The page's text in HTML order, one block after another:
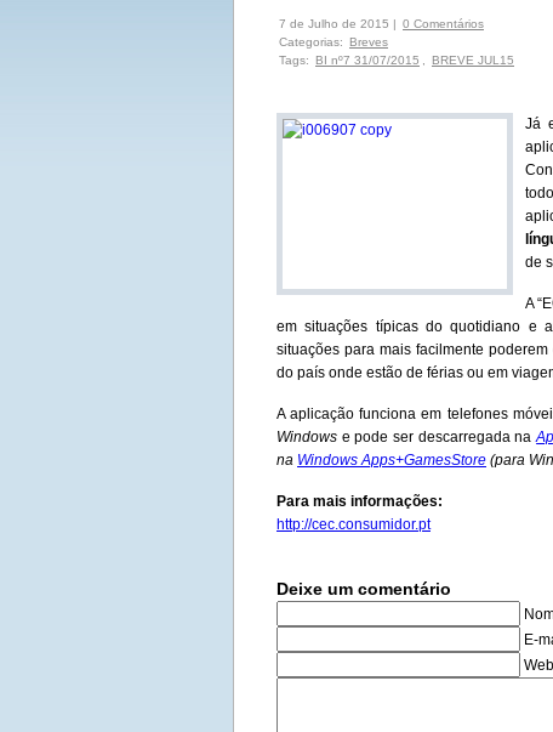
7 de Julho de 2015 | 0 Comentários
Categorias:
Breves
Tags:
BI nº7 31/07/2015 BREVE JUL15
Já
de
A
em situações típicas do quotidiano e
situações para mais facilmente
do país onde estão de férias ou em
A aplicação funciona em telefones
Windows e pode ser descarregada na
na Windows Apps+GamesStore (para
Para mais informações:
http://cec.consumidor.pt
Deixe um comentário
E-